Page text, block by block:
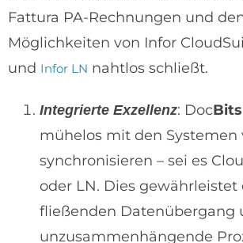
Fattura PA-Rechnungen und
Möglichkeiten von Infor
und Infor LN nahtlos schließt.
Integrierte Exzellenz: DocBits
mühelos mit den Systemen
synchronisieren – sei es
oder LN. Dies gewährleistet
fließenden Datenübergang
unzusammenhängende